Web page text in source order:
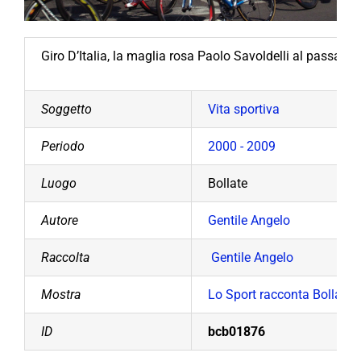
Giro D’Italia, la maglia rosa Paolo Savoldelli al
Soggetto Vita sportiva
Periodo 2000 - 2009
Luogo Bollate
Autore Gentile Angelo
Raccolta Gentile Angelo
Mostra Lo Sport racconta Bollate
ID bcb01876